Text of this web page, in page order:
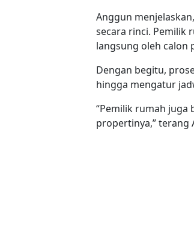
Anggun
secara rinci. Pemilik
langsung oleh calon
Dengan begitu,
hingga mengatur
“Pemilik rumah juga
propertinya,” terang